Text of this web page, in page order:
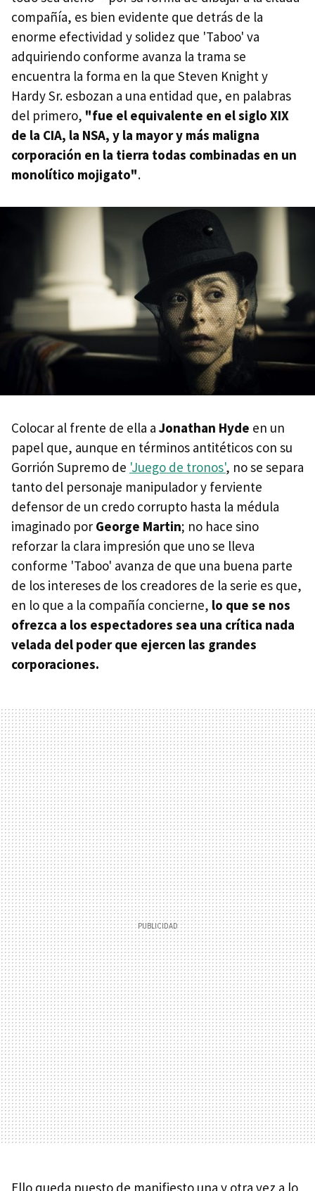
compañía, es bien evidente que detrás de la
enorme efectividad y solidez que 'Taboo' va
adquiriendo conforme avanza la trama se
encuentra la forma en la que Steven Knight y
Hardy Sr. esbozan a una entidad que, en palabras
del primero, "fue el equivalente en el siglo XIX
de la CIA, la NSA, y la mayor y más maligna
corporación en la tierra todas combinadas en un
monolítico mojigato".
Colocar al frente de ella a Jonathan Hyde en un
papel que, aunque en términos antitéticos con su
Gorrión Supremo de 'Juego de tronos', no se separa
tanto del personaje manipulador y ferviente
defensor de un credo corrupto hasta la médula
imaginado por George Martin; no hace sino
reforzar la clara impresión que uno se lleva
conforme 'Taboo' avanza de que una buena parte
de los intereses de los creadores de la serie es que,
en lo que a la compañía concierne, lo que se nos
ofrezca a los espectadores sea una crítica nada
velada del poder que ejercen las grandes
corporaciones.